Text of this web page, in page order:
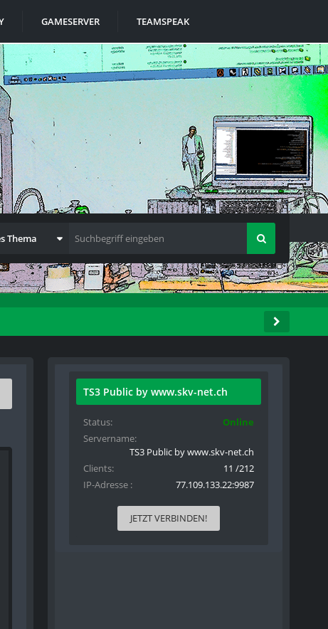
GAMESERVER TEAMSPEAK
Thema
TS3 Public by www.skv-net.ch
Status
Online
Servername
TS3 Public by www.skv-net.ch
Clients
11 /212
IP-Adresse
77.109.133.22:9987
JETZT VERBINDEN!